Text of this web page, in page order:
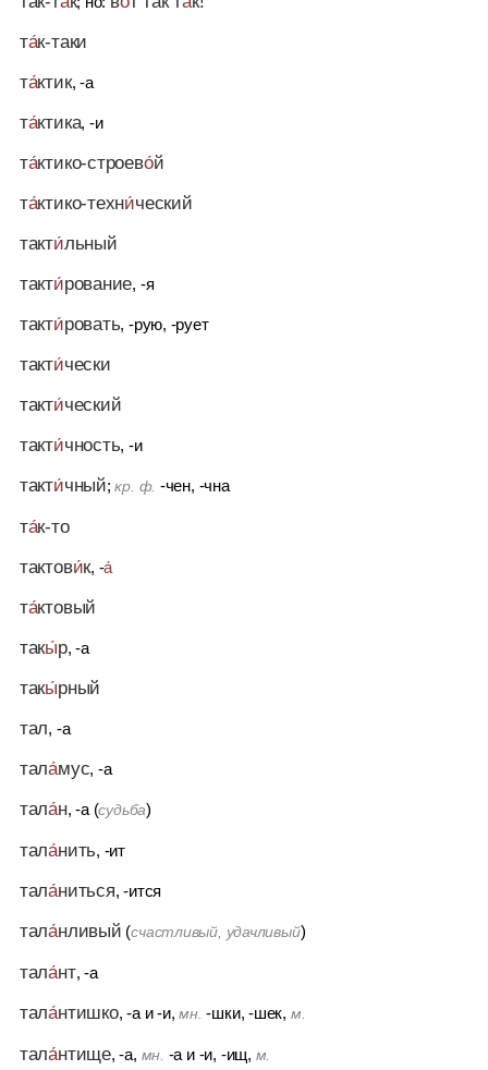
та́к-таки
та́ктик, -а
та́ктика, -и
та́ктико-строево́й
та́ктико-техни́ческий
такти́льный
такти́рование, -я
такти́ровать, -рую, -рует
такти́чески
такти́ческий
такти́чность, -и
такти́чный;кр. ф. -чен, -чна
та́к-то
тактови́к, -а́
та́ктовый
такы́р, -а
такы́рный
тал, -а
тала́мус, -а
тала́н, -а (судьба)
тала́нить, -ит
тала́ниться, -ится
тала́нливый (счастливый, удачливый)
тала́нт, -а
тала́нтишко, -а и-и,мн. -шки, -шек, м.
тала́нтище, -а, мн. -а и-и, -ищ, м.